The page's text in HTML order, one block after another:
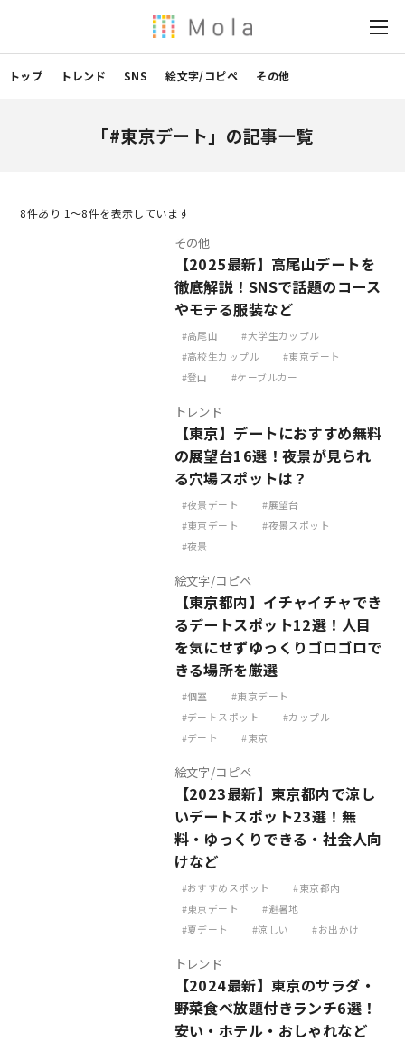
トップ トレンド SNS 絵文字/コピペ その他
「#東京デート」の記事一覧
8件あり 1〜8件を表示しています
その他
【2025最新】高尾山デートを
徹底解説！SNSで話題のコース
やモテる服装など
高尾山
大学生カップル
高校生カップル
東京デート
登山
ケーブルカー
トレンド
【東京】デートにおすすめ無料
の展望台16選！夜景が見られ
る穴場スポットは？
夜景デート
展望台
東京デート
夜景スポット
夜景
絵文字/コピペ
【東京都内】イチャイチャでき
るデートスポット12選！人目
を気にせずゆっくりゴロゴロで
きる場所を厳選
個室
東京デート
デートスポット
カップル
デート
東京
絵文字/コピペ
【2023最新】東京都内で涼し
いデートスポット23選！無
料・ゆっくりできる・社会人向
けなど
おすすめスポット
東京都内
東京デート
避暑地
夏デート
涼しい お出かけ
トレンド
【2024最新】東京のサラダ・
野菜食べ放題付きランチ6選！
安い・ホテル・おしゃれなど